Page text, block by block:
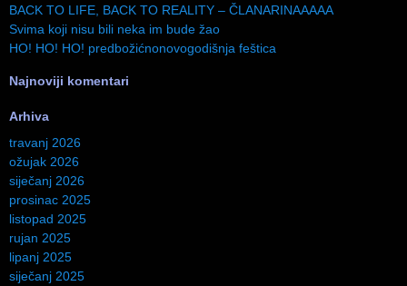
BACK TO LIFE, BACK TO REALITY – ČLANARINAAAAA
Svima koji nisu bili neka im bude žao
HO! HO! HO! predbožićnonovogodišnja feštica
Najnoviji komentari
Arhiva
travanj 2026
ožujak 2026
siječanj 2026
prosinac 2025
listopad 2025
rujan 2025
lipanj 2025
siječanj 2025